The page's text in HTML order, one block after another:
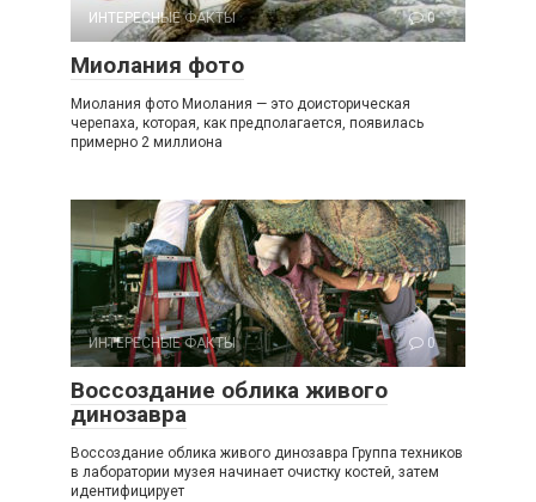
ИНТЕРЕСНЫЕ ФАКТЫ 0
Миолания фото
Миолания фото Миолания — это доисторическая
черепаха, которая, как предполагается, появилась
примерно 2 миллиона
ИНТЕРЕСНЫЕ ФАКТЫ 0
Воссоздание облика живого
динозавра
Воссоздание облика живого динозавра Группа техников
в лаборатории музея начинает очистку костей, затем
идентифицирует